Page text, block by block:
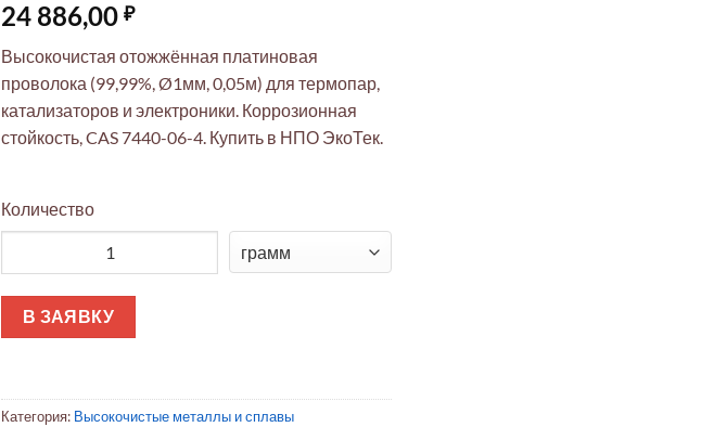
24 886,00 ₽
Высокочистая отожжённая платиновая
проволока (99,99%, Ø1мм, 0,05м) для термопар,
катализаторов и электроники. Коррозионная
стойкость, CAS 7440-06-4. Купить в НПО ЭкоТек.
Количество
В ЗАЯВКУ
Категория: Высокочистые металлы и сплавы